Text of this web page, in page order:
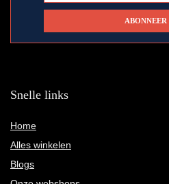
Snelle links
Home
Alles winkelen
Blogs